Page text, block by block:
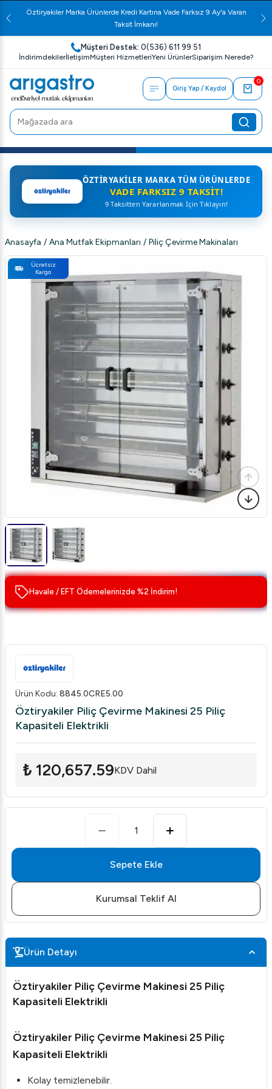
Öztiryakiler Marka Ürünlerde Kredi Kartına Vade Farksız 9 Ay'a Varan
Taksit İmkanı!
Müşteri Destek: 0(536) 611 99 51
İndirimdekilerİletişimMüşteri HizmetleriYeni ÜrünlerSiparişim Nerede?
Giriş Yap / Kaydol
0
ÖZTIRYAKILER MARKA TÜM ÜRÜNLERDE
VADE FARKSIZ 9 TAKSIT!
9 Taksitten Yararlanmak İçin Tıklayın!
Anasayfa / Ana Mutfak Ekipmanları / Piliç Çevirme Makinaları
Ücretsiz
Kargo
Havale / EFT Ödemelerinizde %2 İndirim!
Ürün Kodu: 8845.0CRE5.00
Öztiryakiler Piliç Çevirme Makinesi 25 Piliç
Kapasiteli Elektrikli
₺ 120,657.59KDV Dahil
1
Sepete Ekle
Kurumsal Teklif Al
Ürün Detayı
Öztiryakiler Piliç Çevirme Makinesi 25 Piliç
Kapasiteli Elektrikli
Öztiryakiler Piliç Çevirme Makinesi 25 Piliç
Kapasiteli Elektrikli
Kolay temizlenebilir.